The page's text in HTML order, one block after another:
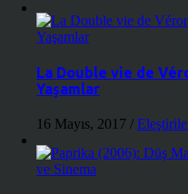
La Double vie de
Yaşamlar
16 Mayıs, 2017 /